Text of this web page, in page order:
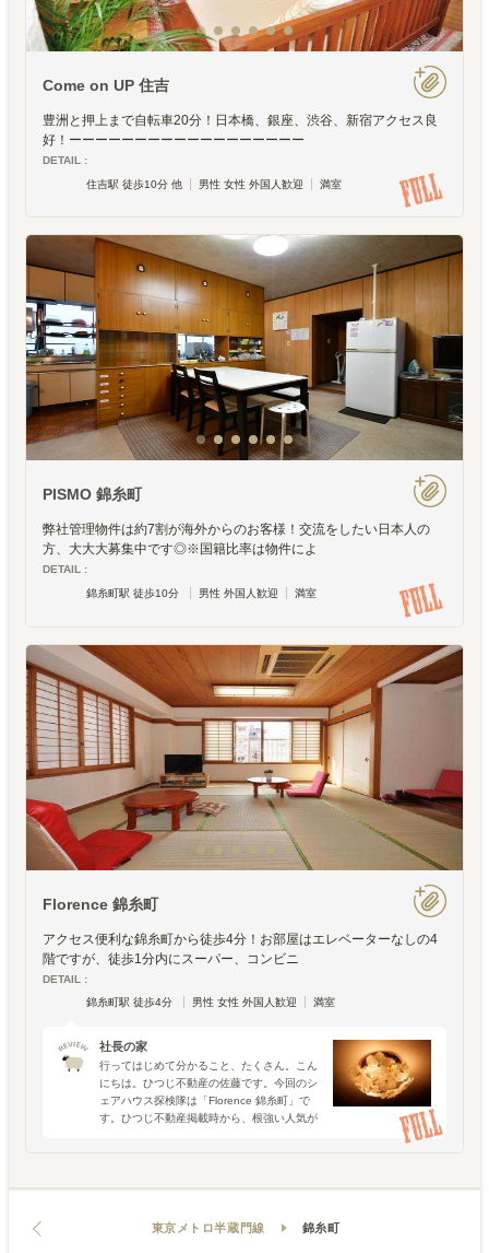
Come on UP 住吉
豊洲と押上まで自転車20分！日本橋、銀座、渋谷、新宿アクセス良
好！ーーーーーーーーーーーーーーーーーー
DETAIL :
住吉駅 徒歩10分 他
男性 女性 外国人歓迎 満室
PISMO 錦糸町
弊社管理物件は約7割が海外からのお客様！交流をしたい日本人の
方、大大大募集中です◎※国籍比率は物件によ
DETAIL :
錦糸町駅 徒歩10分
男性 外国人歓迎 満室
Florence 錦糸町
アクセス便利な錦糸町から徒歩4分！お部屋はエレベーターなしの4
階ですが、徒歩1分内にスーパー、コンビニ
DETAIL :
錦糸町駅 徒歩4分
男性 女性 外国人歓迎 満室
社長の家
行ってはじめて分かること、たくさん。こん
にちは。ひつじ不動産の佐藤です。今回のシ
ェアハウス探検隊は「Florence 錦糸町」で
す。ひつじ不動産掲載時から、根強い人気が
かったはず。遅れてしまってごめんなさい。
東京メトロ半蔵門線 錦糸町